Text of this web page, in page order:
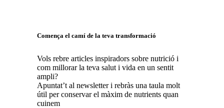
Comença el camí de la teva transformació
Vols rebre articles inspiradors sobre nutrició i
com millorar la teva salut i vida en un sentit
ampli?
Apuntat’t al newsletter i rebràs una taula molt
útil per conservar el màxim de nutrients quan
cuinem